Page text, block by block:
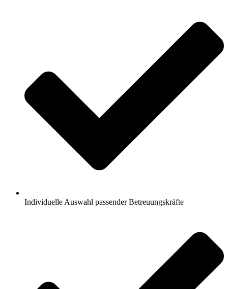
Individuelle Auswahl passender Betreuungskräfte